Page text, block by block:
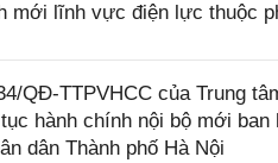
mới lĩnh vực điện lực thuộc
QĐ-TTPVHCC của Trung
hành chính nội bộ mới
dân Thành phố Hà Nội